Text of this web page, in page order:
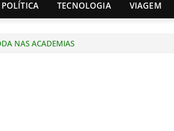
POLÍTICA TECNOLOGIA VIAGEM
NAS ACADEMIAS